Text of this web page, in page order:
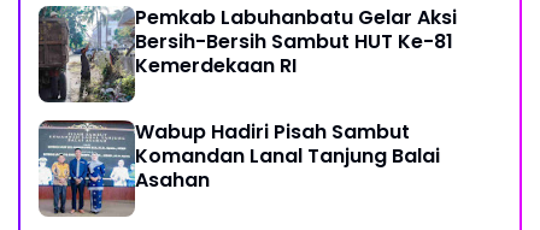
Pemkab Labuhanbatu Gelar Aksi
Bersih-Bersih Sambut HUT Ke-81
Kemerdekaan RI
Wabup Hadiri Pisah Sambut
Komandan Lanal Tanjung Balai
Asahan